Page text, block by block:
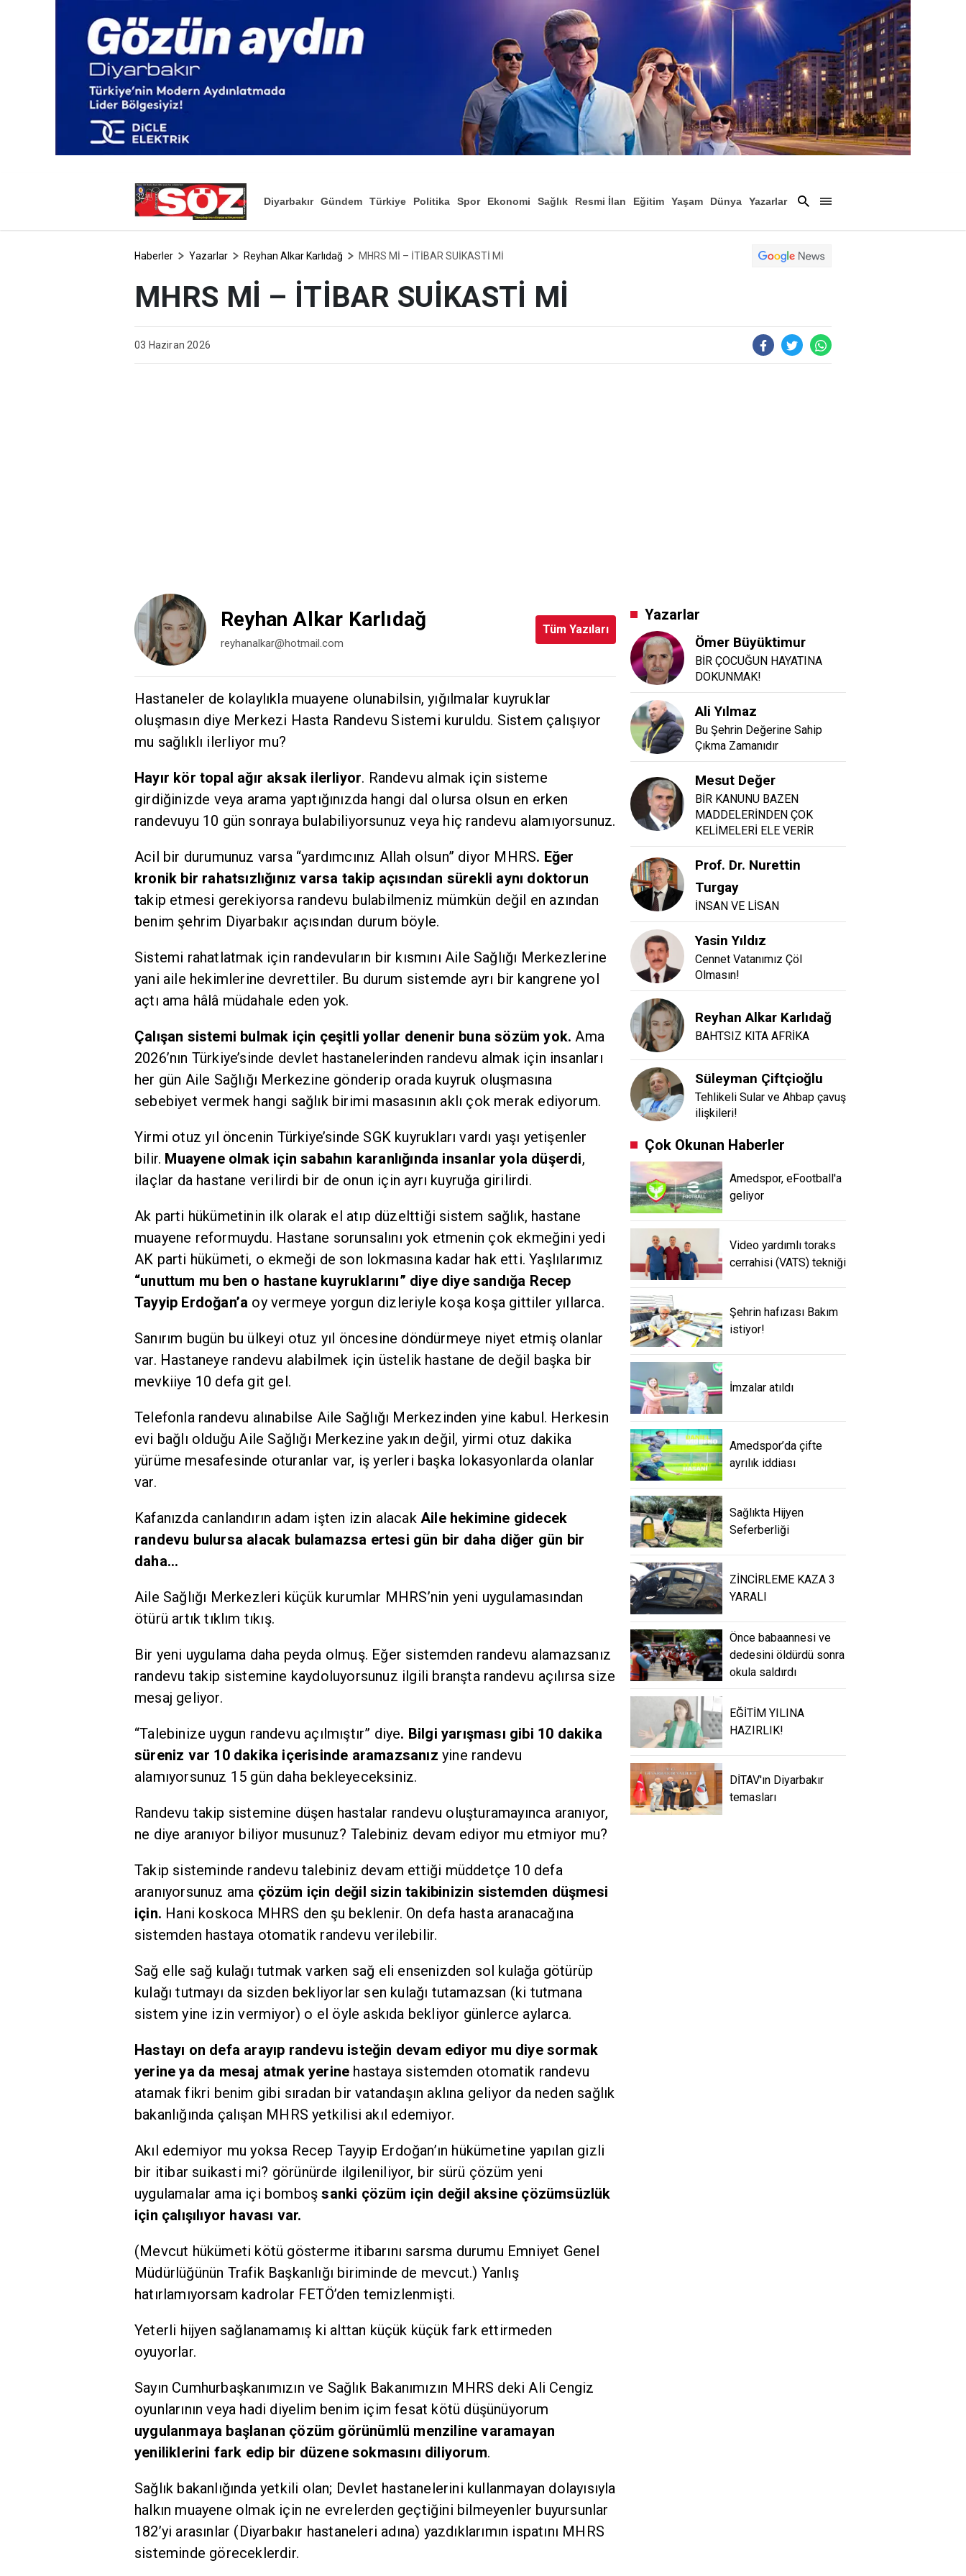
Diyarbakır Gündem Türkiye Politika Spor Ekonomi Sağlık Resmi İlan Eğitim Yaşam
Dünya
Yazarlar
Haberler Yazarlar Reyhan Alkar Karlıdağ MHRS Mİ – İTİBAR SUİKASTİ Mİ
MHRS Mİ – İTİBAR SUİKASTİ Mİ
03 Haziran 2026
Reyhan Alkar Karlıdağ
reyhanalkar@hotmail.com
Tüm Yazıları
Hastaneler de kolaylıkla muayene olunabilsin, yığılmalar kuyruklar
oluşmasın diye Merkezi Hasta Randevu Sistemi kuruldu. Sistem çalışıyor
mu sağlıklı ilerliyor mu?
Hayır kör topal ağır aksak ilerliyor. Randevu almak için sisteme
girdiğinizde veya arama yaptığınızda hangi dal olursa olsun en erken
randevuyu 10 gün sonraya bulabiliyorsunuz veya hiç randevu alamıyorsunuz.
Acil bir durumunuz varsa “yardımcınız Allah olsun” diyor MHRS. Eğer
kronik bir rahatsızlığınız varsa takip açısından sürekli aynı doktorun
takip etmesi gerekiyorsa randevu bulabilmeniz mümkün değil en azından
benim şehrim Diyarbakır açısından durum böyle.
Sistemi rahatlatmak için randevuların bir kısmını Aile Sağlığı Merkezlerine
yani aile hekimlerine devrettiler. Bu durum sistemde ayrı bir kangrene yol
açtı ama hâlâ müdahale eden yok.
Çalışan sistemi bulmak için çeşitli yollar denenir buna sözüm yok. Ama
2026’nın Türkiye’sinde devlet hastanelerinden randevu almak için insanları
her gün Aile Sağlığı Merkezine gönderip orada kuyruk oluşmasına
sebebiyet vermek hangi sağlık birimi masasının aklı çok merak ediyorum.
Yirmi otuz yıl öncenin Türkiye’sinde SGK kuyrukları vardı yaşı yetişenler
bilir. Muayene olmak için sabahın karanlığında insanlar yola düşerdi,
ilaçlar da hastane verilirdi bir de onun için ayrı kuyruğa girilirdi.
Ak parti hükümetinin ilk olarak el atıp düzelttiği sistem sağlık, hastane
muayene reformuydu. Hastane sorunsalını yok etmenin çok ekmeğini yedi
AK parti hükümeti, o ekmeği de son lokmasına kadar hak etti. Yaşlılarımız
“unuttum mu ben o hastane kuyruklarını” diye diye sandığa Recep
Tayyip Erdoğan’a oy vermeye yorgun dizleriyle koşa koşa gittiler yıllarca.
Sanırım bugün bu ülkeyi otuz yıl öncesine döndürmeye niyet etmiş olanlar
var. Hastaneye randevu alabilmek için üstelik hastane de değil başka bir
mevkiiye 10 defa git gel.
Telefonla randevu alınabilse Aile Sağlığı Merkezinden yine kabul. Herkesin
evi bağlı olduğu Aile Sağlığı Merkezine yakın değil, yirmi otuz dakika
yürüme mesafesinde oturanlar var, iş yerleri başka lokasyonlarda olanlar
var.
Kafanızda canlandırın adam işten izin alacak Aile hekimine gidecek
randevu bulursa alacak bulamazsa ertesi gün bir daha diğer gün bir
daha…
Aile Sağlığı Merkezleri küçük kurumlar MHRS’nin yeni uygulamasından
ötürü artık tıklım tıkış.
Bir yeni uygulama daha peyda olmuş. Eğer sistemden randevu alamazsanız
randevu takip sistemine kaydoluyorsunuz ilgili branşta randevu açılırsa size
mesaj geliyor.
“Talebinize uygun randevu açılmıştır” diye. Bilgi yarışması gibi 10 dakika
süreniz var 10 dakika içerisinde aramazsanız yine randevu
alamıyorsunuz 15 gün daha bekleyeceksiniz.
Randevu takip sistemine düşen hastalar randevu oluşturamayınca aranıyor,
ne diye aranıyor biliyor musunuz? Talebiniz devam ediyor mu etmiyor mu?
Takip sisteminde randevu talebiniz devam ettiği müddetçe 10 defa
aranıyorsunuz ama çözüm için değil sizin takibinizin sistemden düşmesi
için. Hani koskoca MHRS den şu beklenir. On defa hasta aranacağına
sistemden hastaya otomatik randevu verilebilir.
Sağ elle sağ kulağı tutmak varken sağ eli ensenizden sol kulağa götürüp
kulağı tutmayı da sizden bekliyorlar sen kulağı tutamazsan (ki tutmana
sistem yine izin vermiyor) o el öyle askıda bekliyor günlerce aylarca.
Hastayı on defa arayıp randevu isteğin devam ediyor mu diye sormak
yerine ya da mesaj atmak yerine hastaya sistemden otomatik randevu
atamak fikri benim gibi sıradan bir vatandaşın aklına geliyor da neden sağlık
bakanlığında çalışan MHRS yetkilisi akıl edemiyor.
Akıl edemiyor mu yoksa Recep Tayyip Erdoğan’ın hükümetine yapılan gizli
bir itibar suikasti mi? görünürde ilgileniliyor, bir sürü çözüm yeni
uygulamalar ama içi bomboşsanki çözüm için değil aksine çözümsüzlük
için çalışılıyor havası var.
(Mevcut hükümeti kötü gösterme itibarını sarsma durumu Emniyet Genel
Müdürlüğünün Trafik Başkanlığı biriminde de mevcut.) Yanlış
hatırlamıyorsam kadrolar FETÖ’den temizlenmişti.
Yeterli hijyen sağlanamamış ki alttan küçük küçük fark ettirmeden
oyuyorlar.
Sayın Cumhurbaşkanımızın ve Sağlık Bakanımızın MHRS deki Ali Cengiz
oyunlarının veya hadi diyelim benim içim fesat kötü düşünüyorum
uygulanmaya başlanan çözüm görünümlü menziline varamayan
yeniliklerini fark edip bir düzene sokmasını diliyorum.
Sağlık bakanlığında yetkili olan; Devlet hastanelerini kullanmayan dolayısıyla
halkın muayene olmak için ne evrelerden geçtiğini bilmeyenler buyursunlar
182’yi arasınlar (Diyarbakır hastaneleri adına) yazdıklarımın ispatını MHRS
sisteminde göreceklerdir.
Yazarlar
Ömer Büyüktimur
BİR ÇOCUĞUN HAYATINA
DOKUNMAK!
Ali Yılmaz
Bu Şehrin Değerine Sahip
Çıkma Zamanıdır
Mesut Değer
BİR KANUNU BAZEN
MADDELERİNDEN ÇOK
KELİMELERİ ELE VERİR
Prof. Dr. Nurettin
Turgay
İNSAN VE LİSAN
Yasin Yıldız
Cennet Vatanımız Çöl
Olmasın!
Reyhan Alkar Karlıdağ
BAHTSIZ KITA AFRİKA
Süleyman Çiftçioğlu
Tehlikeli Sular ve Ahbap çavuş
ilişkileri!
Çok Okunan Haberler
Amedspor, eFootball'a
geliyor
Video yardımlı toraks
cerrahisi (VATS) tekniği
Şehrin hafızası Bakım
istiyor!
İmzalar atıldı
Amedspor’da çifte
ayrılık iddiası
Sağlıkta Hijyen
Seferberliği
ZİNCİRLEME KAZA 3
YARALI
Önce babaannesi ve
dedesini öldürdü sonra
okula saldırdı
EĞİTİM YILINA
HAZIRLIK!
DİTAV'ın Diyarbakır
temasları